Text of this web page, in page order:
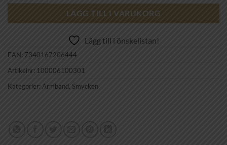
LÄGG TILL I VARUKORG
Lägg till i önskelistan!
EAN: 7340167206444
Artikelnr: 100006100301
Kategorier: Armband, Smycken